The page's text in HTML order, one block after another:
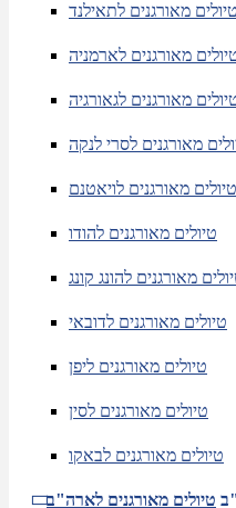
טיולים מאורגנים לתאילנד
מאורגנים לארמניה
מאורגנים לגאורגיה
מאורגנים לסרי לנקה
טיולים מאורגנים לויאטנם
טיולים מאורגנים להודו
מאורגנים להונג קונג
טיולים מאורגנים לדובאי
טיולים מאורגנים ליפן
טיולים מאורגנים לסין
טיולים מאורגנים לבאקו
טיולים מאורגנים לארה"ב